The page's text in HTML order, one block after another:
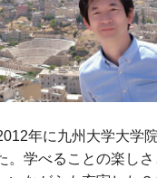
年に九州大学大学
。学べることの楽し